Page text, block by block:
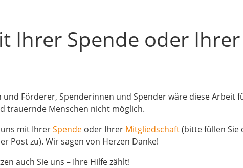
Ihrer Spende oder Ihrer
Förderer, Spenderinnen und Spender wäre diese Arbeit
trauernde Menschen nicht möglich.
mit IhrerSpendeoder Ihrer Mitgliedschaft(bitte füllen Sie
Post zu). Wir sagen von Herzen Danke!
auch Sie uns – Ihre Hilfe zählt!